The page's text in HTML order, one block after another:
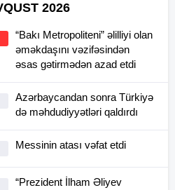
2026
“Bakı Metropoliteni” əlilliyi olan
əməkdaşını vəzifəsindən
əsas gətirmədən azad etdi
Azərbaycandan sonra Türkiyə
də məhdudiyyətləri qaldırdı
Messinin atası vəfat etdi
“Prezident İlham Əliyev